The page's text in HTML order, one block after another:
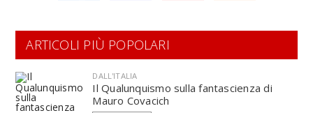
ARTICOLI PIÙ POPOLARI
DALL'ITALIA
Il Qualunquismo sulla fantascienza di
Mauro Covacich